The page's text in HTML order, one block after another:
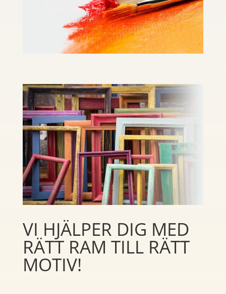
VI HJÄLPER DIG MED
RÄTT RAM TILL RÄTT
MOTIV!